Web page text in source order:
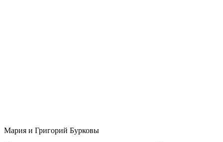
Мария и Григорий Бурковы